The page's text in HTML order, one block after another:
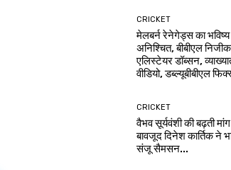
CRICKET
मेलबर्न रेनेगेड्स का भविष्य
अनिश्चित, बीबीएल
एलिस्टेयर डॉब्सन,
वीडियो, डब्ल्यूबीबीएल
CRICKET
वैभव सूर्यवंशी की बढ़ती
बावजूद दिनेश कार्तिक ने
संजू सैमसन...